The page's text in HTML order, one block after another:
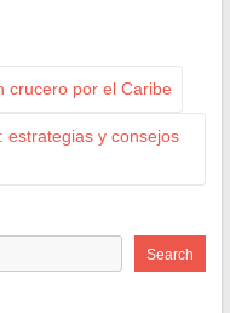
crucero por el Caribe
estrategias y consejos
Search